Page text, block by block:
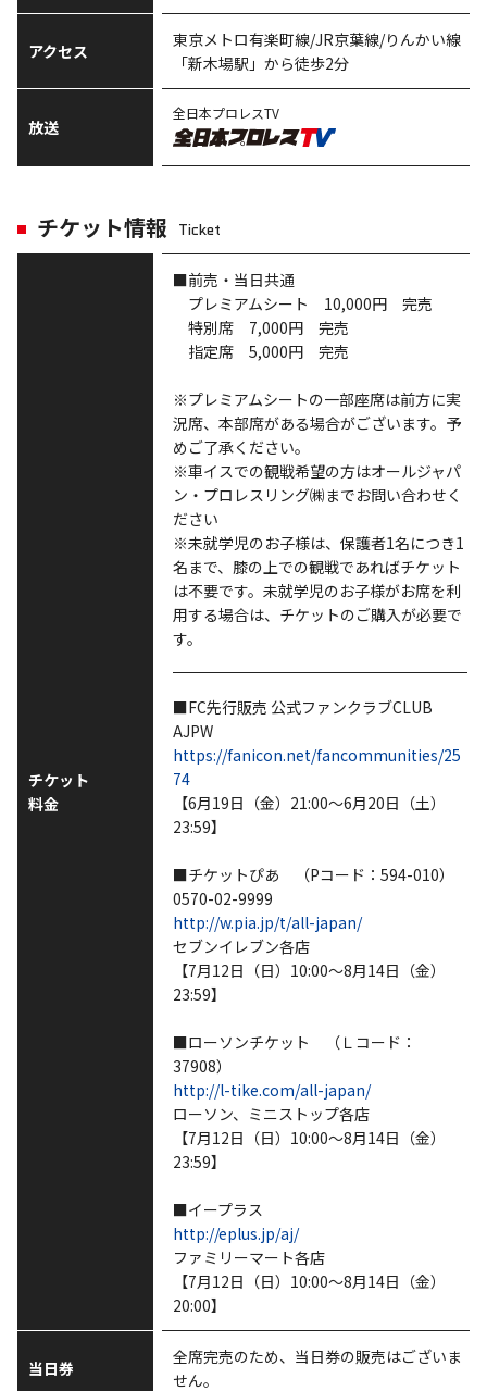
アクセス
東京メトロ有楽町線/JR京葉線/りんかい線
「新木場駅」から徒歩2分
放送
全日本プロレスTV
チケット情報 Ticket
チケット
料金
■前売・当日共通
プレミアムシート 10,000円 完売
特別席 7,000円 完売
指定席 5,000円 完売
※プレミアムシートの一部座席は前方に実
況席、本部席がある場合がございます。予
めご了承ください。
※車イスでの観戦希望の方はオールジャパ
ン・プロレスリング㈱までお問い合わせく
ださい
※未就学児のお子様は、保護者1名につき1
名まで、膝の上での観戦であればチケット
は不要です。未就学児のお子様がお席を利
用する場合は、チケットのご購入が必要で
す。
■FC先行販売 公式ファンクラブCLUB
AJPW
https://fanicon.net/fancommunities/25
74
【6月19日（金）21:00～6月20日（土）
23:59】
■チケットぴあ （Pコード：594-010）
0570-02-9999
http://w.pia.jp/t/all-japan/
セブンイレブン各店
【7月12日（日）10:00～8月14日（金）
23:59】
■ローソンチケット （Ｌコード：
37908）
http://l-tike.com/all-japan/
ローソン、ミニストップ各店
【7月12日（日）10:00～8月14日（金）
23:59】
■イープラス
http://eplus.jp/aj/
ファミリーマート各店
【7月12日（日）10:00～8月14日（金）
20:00】
当日券
全席完売のため、当日券の販売はございま
せん。